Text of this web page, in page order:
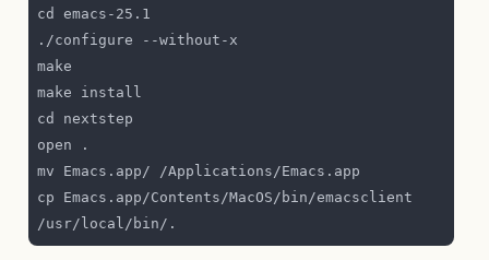
cp Emacs.app/Contents/MacOS/bin/emacsclient